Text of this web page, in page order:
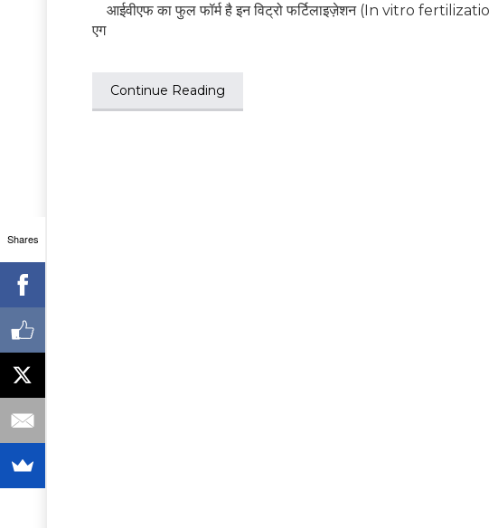
आईवीएफ का फुल फॉर्म है इन विट्रो फर्टिलाइज़ेशन (In vitro
एग
Continue Reading
Shares